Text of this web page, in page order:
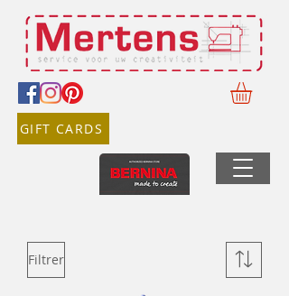
GIFT CARDS
Filtrer